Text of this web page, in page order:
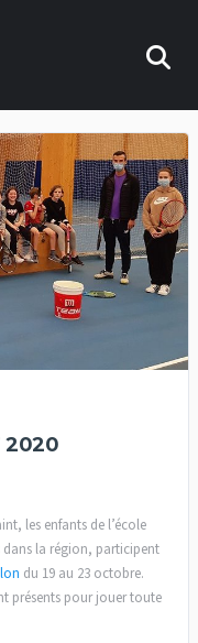
2020
les enfants de l’école
dans la région, participent
du 19 au 23 octobre.
présents pour jouer toute